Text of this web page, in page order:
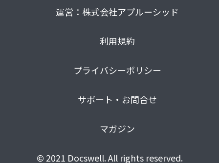
運営：株式会社アプルーシッド
利用規約
プライバシーポリシー
サポート・お問合せ
マガジン
© 2021 Docswell. All rights reserved.